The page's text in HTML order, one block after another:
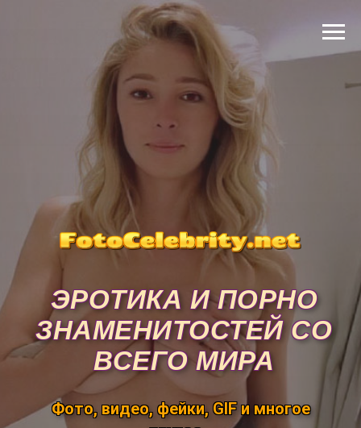
ЭРОТИКА И ПОРНО
ЗНАМЕНИТОСТЕЙ СО
ВСЕГО МИРА
Фото, видео, фейки, GIF и многое